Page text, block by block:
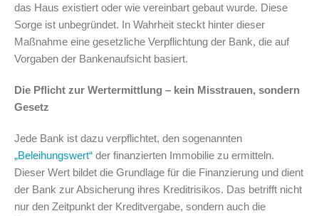
das Haus existiert oder wie vereinbart gebaut wurde. Diese
Sorge ist unbegründet. In Wahrheit steckt hinter dieser
Maßnahme eine gesetzliche Verpflichtung der Bank, die auf
Vorgaben der Bankenaufsicht basiert.
Die Pflicht zur Wertermittlung – kein Misstrauen, sondern
Gesetz
Jede Bank ist dazu verpflichtet, den sogenannten
„Beleihungswert“ der finanzierten Immobilie zu ermitteln.
Dieser Wert bildet die Grundlage für die Finanzierung und dient
der Bank zur Absicherung ihres Kreditrisikos. Das betrifft nicht
nur den Zeitpunkt der Kreditvergabe, sondern auch die